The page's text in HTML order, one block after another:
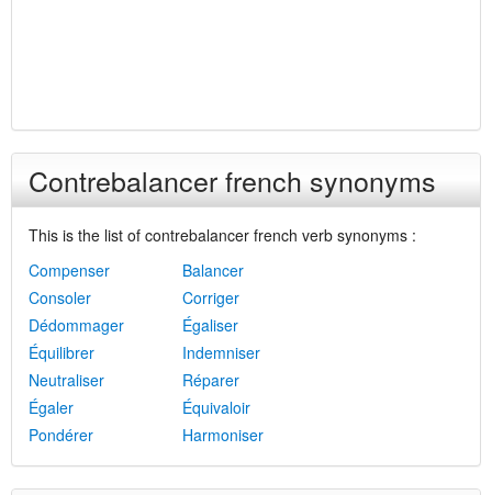
Contrebalancer french synonyms
This is the list of contrebalancer french verb synonyms :
Compenser
Balancer
Consoler
Corriger
Dédommager
Égaliser
Équilibrer
Indemniser
Neutraliser
Réparer
Égaler
Équivaloir
Pondérer
Harmoniser